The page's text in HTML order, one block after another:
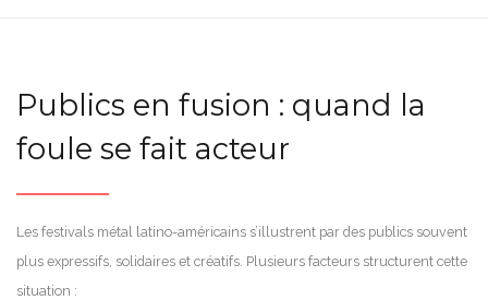
Publics en fusion : quand la
foule se fait acteur
Les festivals métal latino-américains s’illustrent par des publics souvent
plus expressifs, solidaires et créatifs. Plusieurs facteurs structurent cette
situation :